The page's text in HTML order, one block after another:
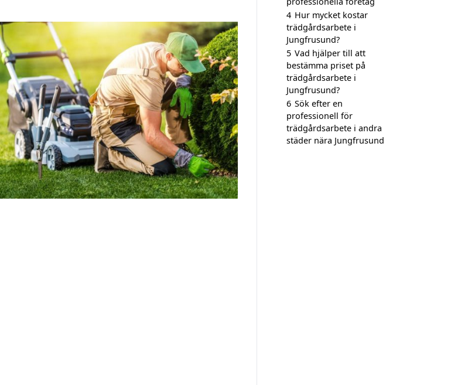
4 Hur mycket kostar
trädgårdsarbete i
Jungfrusund?
5 Vad hjälper till att
bestämma priset på
trädgårdsarbete i
Jungfrusund?
6 Sök efter en
professionell för
trädgårdsarbete i andra
städer nära Jungfrusund